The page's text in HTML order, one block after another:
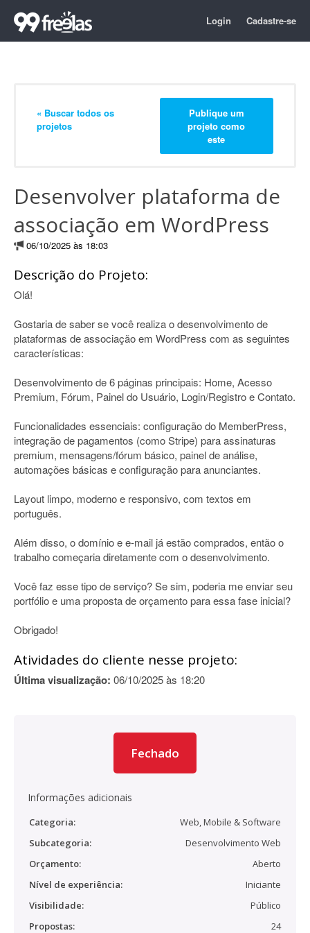
Login Cadastre-se
« Buscar todos os
projetos
Publique um
projeto como
este
Desenvolver plataforma de
associação em WordPress
06/10/2025 às 18:03
Descrição do Projeto:
Olá!
Gostaria de saber se você realiza o desenvolvimento de
plataformas de associação em WordPress com as seguintes
características:
Desenvolvimento de 6 páginas principais: Home, Acesso
Premium, Fórum, Painel do Usuário, Login/Registro e Contato.
Funcionalidades essenciais: configuração do MemberPress,
integração de pagamentos (como Stripe) para assinaturas
premium, mensagens/fórum básico, painel de análise,
automações básicas e configuração para anunciantes.
Layout limpo, moderno e responsivo, com textos em
português.
Além disso, o domínio e e-mail já estão comprados, então o
trabalho começaria diretamente com o desenvolvimento.
Você faz esse tipo de serviço? Se sim, poderia me enviar seu
portfólio e uma proposta de orçamento para essa fase inicial?
Obrigado!
Atividades do cliente nesse projeto:
Última visualização: 06/10/2025 às 18:20
Fechado
Informações adicionais
Categoria:
Web, Mobile & Software
Subcategoria:
Desenvolvimento Web
Orçamento:
Aberto
Nível de experiência:
Iniciante
Visibilidade:
Público
Propostas:
24